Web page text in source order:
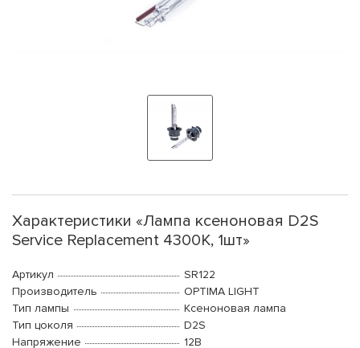
Характеристики «Лампа ксеноновая D2S
Service Replacement 4300K, 1шт»
Артикул
SR122
Производитель
OPTIMA LIGHT
Тип лампы
Ксеноновая лампа
Тип цоколя
D2S
Напряжение
12В